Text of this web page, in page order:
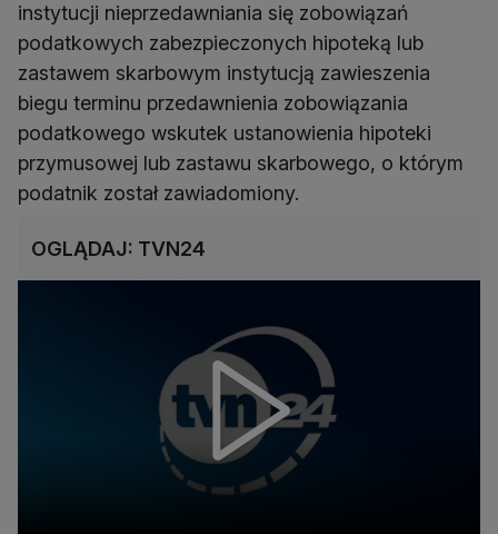
instytucji nieprzedawniania się zobowiązań
podatkowych zabezpieczonych hipoteką lub
zastawem skarbowym instytucją zawieszenia
biegu terminu przedawnienia zobowiązania
podatkowego wskutek ustanowienia hipoteki
przymusowej lub zastawu skarbowego, o którym
podatnik został zawiadomiony.
OGLĄDAJ: TVN24